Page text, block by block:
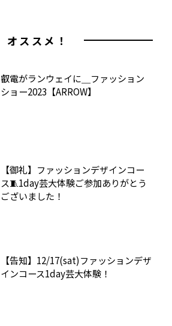
オススメ！
叡電がランウェイに＿ファッション
ショー2023【ARROW】
【御礼】ファッションデザインコー
ス🧵1day芸大体験ご参加ありがとう
ございました！
【告知】12/17(sat)ファッションデザ
インコース1day芸大体験！